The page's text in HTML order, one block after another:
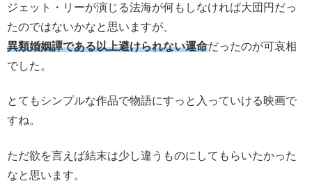
ジェット・リーが演じる法海が何もしなければ大団円だっ
たのではないかなと思いますが、
異類婚姻譚である以上避けられない運命だったのが可哀相
でした。
とてもシンプルな作品で物語にすっと入っていける映画で
すね。
ただ欲を言えば結末は少し違うものにしてもらいたかった
なと思います。